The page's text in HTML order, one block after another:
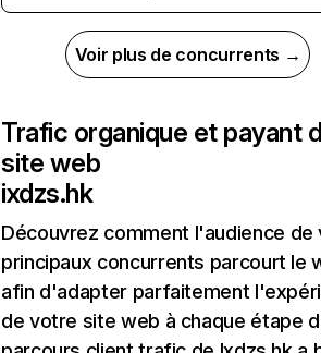
Voir plus de concurrents →
Trafic organique et payant
site web
ixdzs.hk
Découvrez comment l'audience de
principaux concurrents parcourt le
afin d'adapter parfaitement
de votre site web à chaque étape